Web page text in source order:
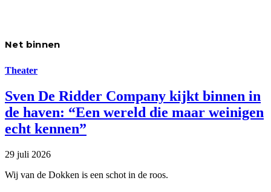
Net binnen
Theater
Sven De Ridder Company kijkt binnen in
de haven: “Een wereld die maar weinigen
echt kennen”
29 juli 2026
Wij van de Dokken is een schot in de roos.